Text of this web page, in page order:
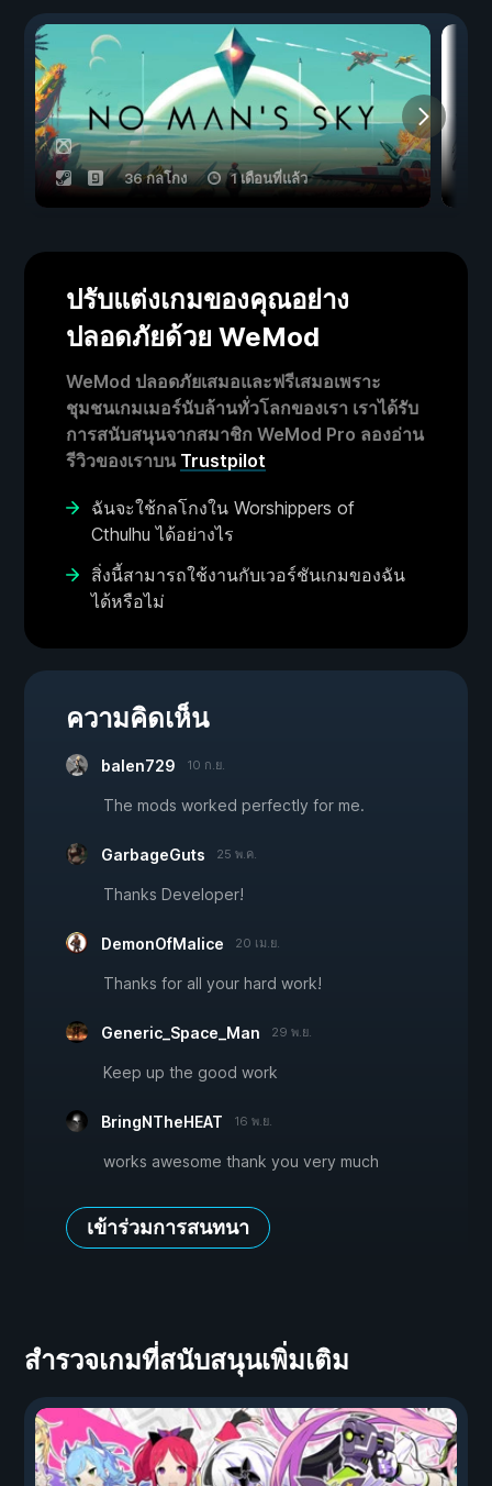
36 กลโกง 1 เดือนที่แล้ว
ปรับแต่งเกมของคุณอย่าง
ปลอดภัยด้วย WeMod
WeMod ปลอดภัยเสมอและฟรีเสมอเพราะ
ชุมชนเกมเมอร์นับล้านทั่วโลกของเรา เราได้รับ
การสนับสนุนจากสมาชิก WeMod Pro ลองอ่าน
รีวิวของเราบน Trustpilot
ฉันจะใช้กลโกงใน Worshippers of
Cthulhu ได้อย่างไร
สิ่งนี้สามารถใช้งานกับเวอร์ชันเกมของฉัน
ได้หรือไม่
ความคิดเห็น
balen729 10 ก.ย.
The mods worked perfectly for me.
GarbageGuts 25 พ.ค.
Thanks Developer!
DemonOfMalice 20 เม.ย.
Thanks for all your hard work!
Generic_Space_Man 29 พ.ย.
Keep up the good work
BringNTheHEAT 16 พ.ย.
works awesome thank you very much
เข้าร่วมการสนทนา
สำรวจเกมที่สนับสนุนเพิ่มเติม